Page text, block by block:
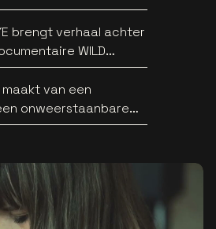
brengt verhaal achter
WILD
maakt van een
onweerstaanbare